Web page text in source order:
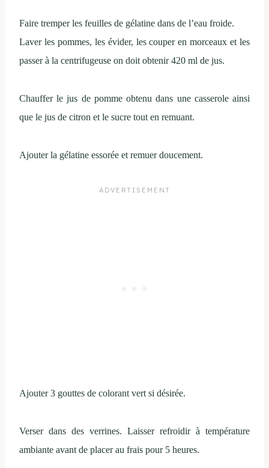
Faire tremper les feuilles de gélatine dans de l’eau froide.
Laver les pommes, les évider, les couper en morceaux et les
passer à la centrifugeuse on doit obtenir 420 ml de jus.
Chauffer le jus de pomme obtenu dans une casserole ainsi
que le jus de citron et le sucre tout en remuant.
Ajouter la gélatine essorée et remuer doucement.
Ajouter 3 gouttes de colorant vert si désirée.
Verser dans des verrines. Laisser refroidir à température
ambiante avant de placer au frais pour 5 heures.